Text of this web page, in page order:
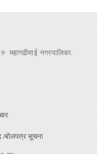
नगरपालिका.
/बोलपत्र सूचना